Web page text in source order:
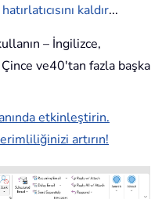
kaldır...
– İngilizce,
ve40'tan fazla başka
etkinleştirin.
artırın!